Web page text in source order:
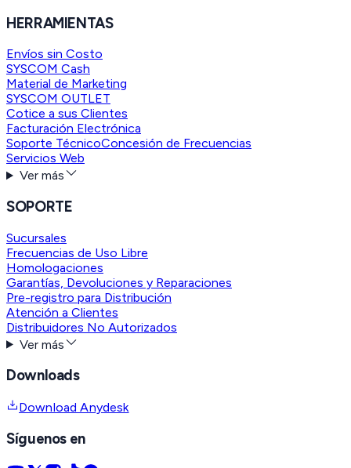
HERRAMIENTAS
Envíos sin Costo
SYSCOM Cash
Material de Marketing
SYSCOM OUTLET
Cotice a sus Clientes
Facturación Electrónica
Soporte TécnicoConcesión de Frecuencias
Servicios Web
Ver más
SOPORTE
Sucursales
Frecuencias de Uso Libre
Homologaciones
Garantías, Devoluciones y Reparaciones
Pre-registro para Distribución
Atención a Clientes
Distribuidores No Autorizados
Ver más
Downloads
Download Anydesk
Síguenos en